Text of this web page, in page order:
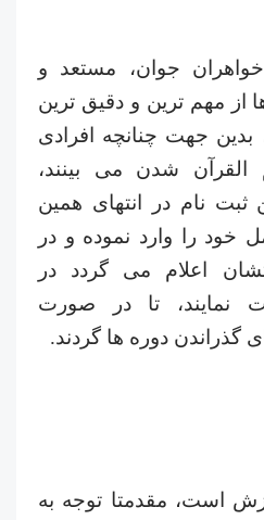
جوان، مستعد و
از مهم ترین و دقیق ترین
جهت چنانچه افرادی
شدن می بینند،
ثبت نام در انتهای همین
را وارد نموده و در
اعلام می گردد در
نمایند، تا در صورت
دوره ها گردند.
است، مقدمتا توجه به